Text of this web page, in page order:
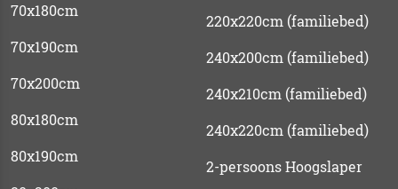
70x180cm
70x190cm
70x200cm
80x180cm
80x190cm
220x220cm (familiebed)
240x200cm (familiebed)
240x210cm (familiebed)
240x220cm (familiebed)
2-persoons Hoogslaper